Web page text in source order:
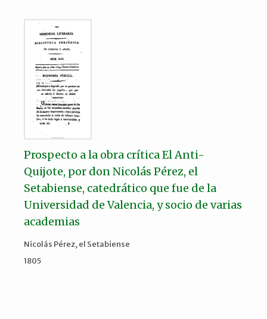
Prospecto a la obra crítica El Anti-
Quijote, por don Nicolás Pérez, el
Setabiense, catedrático que fue de la
Universidad de Valencia, y socio de varias
academias
Nicolás Pérez, el Setabiense
1805